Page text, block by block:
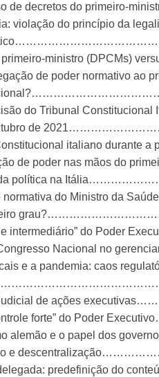
de decretos do primeiro-
violação do princípio da
primeiro-ministro (DPCMs)
de poder normativo ao
do Tribunal Constitucional
outubro de
italiano
de poder nas mãos do
da política na
normativa do Ministro da
terceiro
intermediário” do
Nacional no
e a pandemia: caos
judicial de ações
forte” do Poder
alemão e o papel dos
e
predefinição do